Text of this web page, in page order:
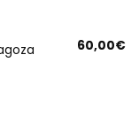
60,00€